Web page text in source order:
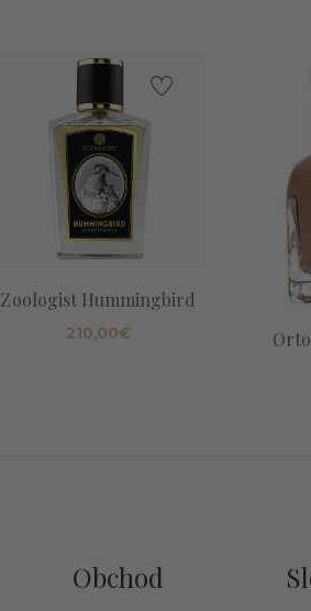
Zoologist Hummingbird
210,00€
Obchod